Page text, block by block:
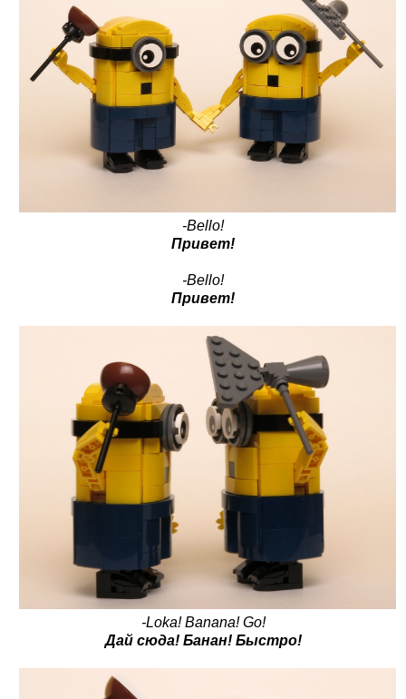
-Bello!
Привет!
-Bello!
Привет!
-Loka! Banana! Go!
Дай сюда! Банан! Быстро!